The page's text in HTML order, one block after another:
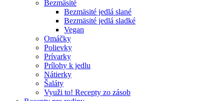
Bezmäsité
Bezmäsité jedlá slané
Bezmäsité jedlá sladké
Vegan
Omáčky
Polievky
Prívarky
Prílohy k jedlu
Nátierky
Šaláty
Využi to! Recepty zo zásob